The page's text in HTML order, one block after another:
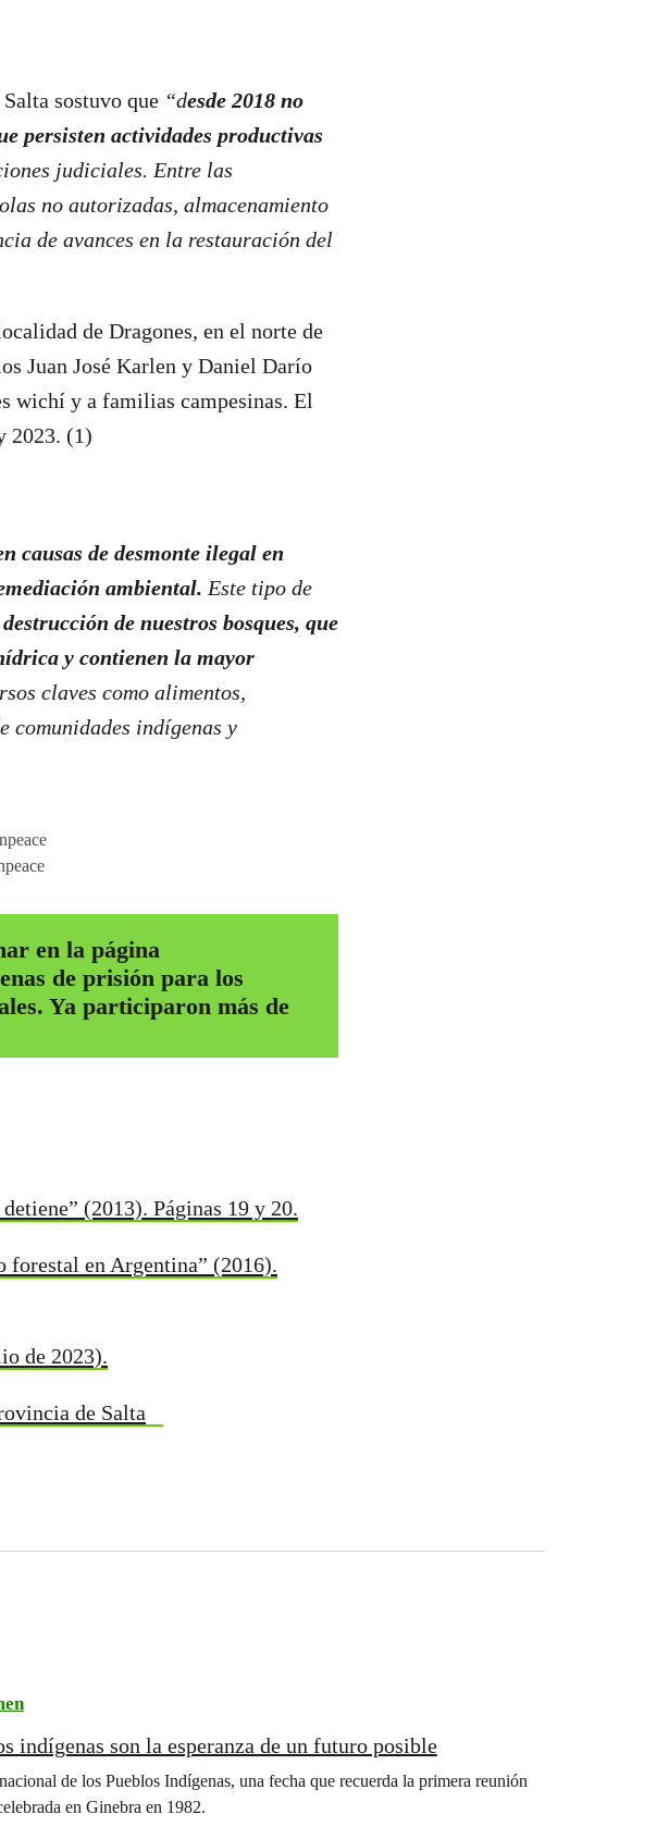
sostuvo que “desde 2018 no
persisten actividades productivas
judiciales. Entre las
no autorizadas, almacenamiento
de avances en la restauración del
de Dragones, en el norte de
Juan José Karlen y Daniel Darío
wichí y a familias campesinas. El
2023. (1)
causas de desmonte ilegal en
ambiental. Este tipo de
de nuestros bosques, que
y contienen la mayor
claves como alimentos,
comunidades indígenas y
en la página
de prisión para los
Ya participaron más de
(2013). Páginas 19 y 20.
forestal en Argentina” (2016).
de 2023).
de Salta
indígenas son la esperanza de un futuro posible
de los Pueblos Indígenas, una fecha que recuerda la primera reunión
en Ginebra en 1982.